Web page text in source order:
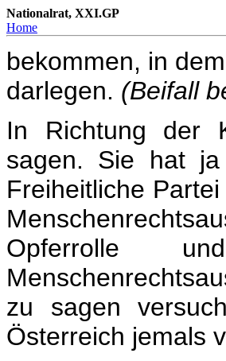
Nationalrat, XXI.GP
Home
bekommen, in
darlegen. (Beifall
In Richtung der
sagen. Sie hat
Freiheitliche
Opferrolle
zu sagen
Österreich jemals